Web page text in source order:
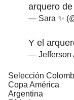
arquero
— Sara ✨
Y el
— Jefferson
Selección
Copa América
Argentina